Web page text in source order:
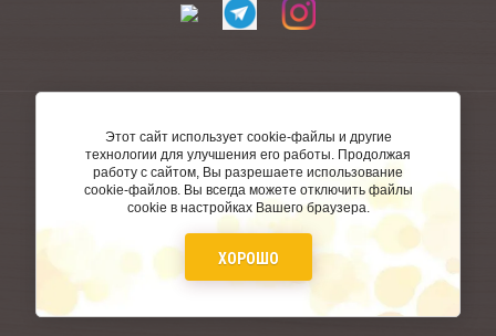
© 2020 - 2026
создать интернет магазин в megagroup.ru
Этот сайт использует cookie-файлы и другие
технологии для улучшения его работы. Продолжая
работу с сайтом, Вы разрешаете использование
cookie-файлов. Вы всегда можете отключить файлы
cookie в настройках Вашего браузера.
ХОРОШО